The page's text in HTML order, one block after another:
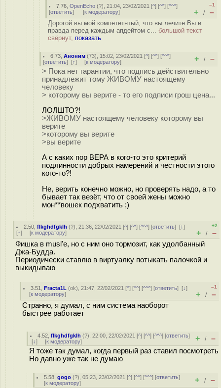
7.76 ,OpenEcho (?), 21:04, 23/02/2021 [^] [^^] [^^^]
[ответить] [к модератору]
–1
+ / –
Дорогой вы мой компететнтый, что вы лечите Вы и
правда перед каждым апдейтом с... большой текст
свёрнут, показать
6.73 ,Аноним (73), 15:02, 23/02/2021 [^] [^^] [^^^]
[ответить] [↑] [к модератору] + / –
> Пока нет гарантии, что подпись действительно
принадлежит тому ЖИВОМУ настоящему
человеку
> которoму вы верите - то его подписи грош цена...
ЛОЛШТО?!
>ЖИВОМУ настоящему человеку которoму вы
верите
>которoму вы верите
>вы верите
А с каких пор ВЕРА в кого-то это критерий
подлинности добрых намерений и честности этого
кого-то?!
Не, верить конечно можно, но проверять надо, а то
бывает так везёт, что от своей жены можно
мон**вошек подхватить ;)
2.50 ,flkghdfgklh (?), 21:36, 22/02/2021 [^] [^^] [^^^] [ответить][↓]
[↑] [к модератору]
+2
+ / –
Фишка в musl'е, но с ним оно тормозит, как удолбанный
Джа-Будда.
Периодически ставлю в виртуалку потыкать палочкой и
выкидываю
3.51 ,Fracta1L (ok), 21:47, 22/02/2021 [^] [^^] [^^^] [ответить][↓]
[к модератору]
–1
+ / –
Странно, я думал, с ним система наоборот
быстрее работает
4.52 ,flkghdfgklh (?), 22:00, 22/02/2021 [^] [^^] [^^^] [ответить]
[↓] [к модератору] + / –
Я тоже так думал, когда первый раз ставил посмотреть
Но давно уже так не думаю
5.58 ,gogo (?), 05:23, 23/02/2021 [^] [^^] [^^^] [ответить]
[к модератору] + / –